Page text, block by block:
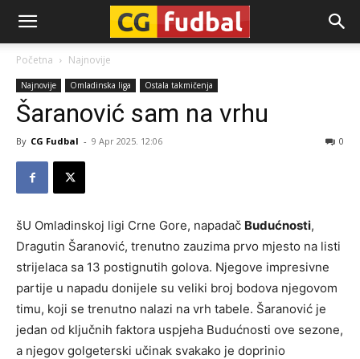
CG-
Fudbal
Početna Najnovije
Najnovije Omladinska liga Ostala takmičenja
Šaranović sam na vrhu
By CG Fudbal - 9 Apr 2025. 12:06 0
šU Omladinskoj ligi Crne Gore, napadač Budućnosti,
Dragutin Šaranović, trenutno zauzima prvo mjesto na listi
strijelaca sa 13 postignutih golova. Njegove impresivne
partije u napadu donijele su veliki broj bodova njegovom
timu, koji se trenutno nalazi na vrh tabele. Šaranović je
jedan od ključnih faktora uspjeha Budućnosti ove sezone,
a njegov golgeterski učinak svakako je doprinio